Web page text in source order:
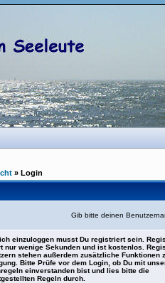
» Login
Gib bitte deinen
einzuloggen musst Du registriert sein.
nur wenige Sekunden und ist kostenlos.
stehen außerdem zusätzliche Funktionen
Bitte Prüfe vor dem Login, ob Du mit
einverstanden bist und lies bitte die
Regeln durch.